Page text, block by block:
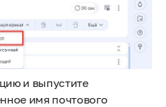
и выпустите
имя почтового